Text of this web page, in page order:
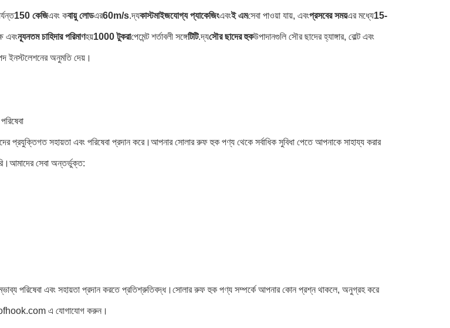
150 কেজিএবং কবায়ু লোডএর60m/s.দ্যকাস্টমাইজযোগ্য প্যাকেজিংএবংই এমসেবা পাওয়া যায়, এবংপ্রসবের সময়এর মধ্যে15-
এবংন্যূনতম চাহিদার পরিমাণহয়1000 টুকরাপেমেন্ট শর্তাবলী সঙ্গেটিটি.দ্যসৌর ছাদের হুকউপাদানগুলি সৌর ছাদের হ্যাঙ্গার, বোল্ট এবং
ইনস্টলেশনের অনুমতি দেয়।
প্রযুক্তিগত সহায়তা এবং পরিষেবা প্রদান করে।আপনার সোলার রুফ হুক পণ্য থেকে সর্বাধিক সুবিধা পেতে আপনাকে সাহায্য করার
সেবা অন্তর্ভুক্ত:
পরিষেবা এবং সহায়তা প্রদান করতে প্রতিশ্রুতিবদ্ধ।সোলার রুফ হুক পণ্য সম্পর্কে আপনার কোন প্রশ্ন থাকলে, অনুগ্রহ করে
এ যোগাযোগ করুন।